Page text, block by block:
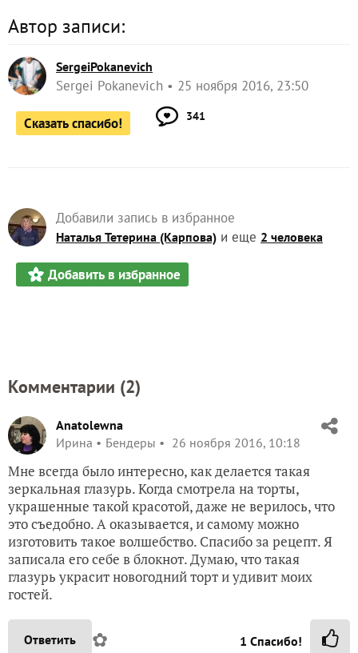
Автор записи:
SergeiPokanevich
Sergei Pokanevich 25 ноября 2016, 23:50
Сказать спасибо! 341
Добавили запись в избранное
Наталья Тетерина (Карпова) и еще 2 человека
Добавить в избранное
Комментарии (2)
Anatolewna
Ирина
Бендеры 26 ноября 2016, 10:18
Мне всегда было интересно, как делается такая
зеркальная глазурь. Когда смотрела на торты,
украшенные такой красотой, даже не верилось, что
это съедобно. А оказывается, и самому можно
изготовить такое волшебство. Спасибо за рецепт. Я
записала его себе в блокнот. Думаю, что такая
глазурь украсит новогодний торт и удивит моих
гостей.
Ответить ✿ 1 Спасибо!